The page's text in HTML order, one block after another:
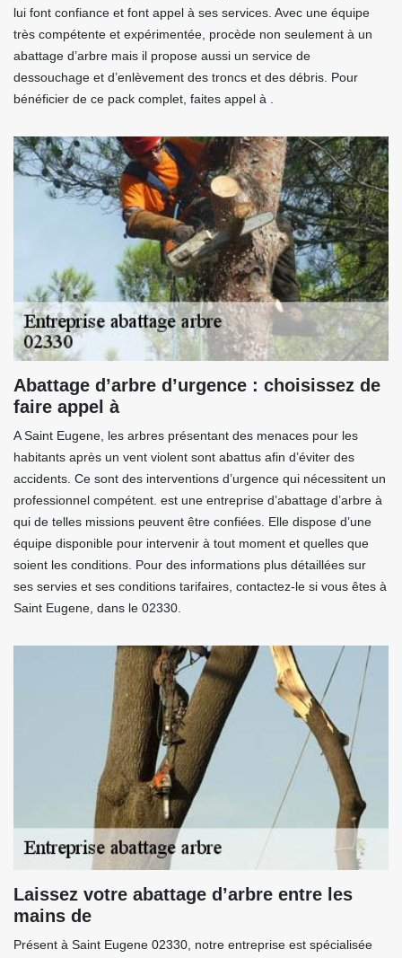
lui font confiance et font appel à ses services. Avec une équipe
très compétente et expérimentée, procède non seulement à un
abattage d’arbre mais il propose aussi un service de
dessouchage et d’enlèvement des troncs et des débris. Pour
bénéficier de ce pack complet, faites appel à .
Abattage d’arbre d’urgence : choisissez de
faire appel à
A Saint Eugene, les arbres présentant des menaces pour les
habitants après un vent violent sont abattus afin d’éviter des
accidents. Ce sont des interventions d’urgence qui nécessitent un
professionnel compétent. est une entreprise d’abattage d’arbre à
qui de telles missions peuvent être confiées. Elle dispose d’une
équipe disponible pour intervenir à tout moment et quelles que
soient les conditions. Pour des informations plus détaillées sur
ses servies et ses conditions tarifaires, contactez-le si vous êtes à
Saint Eugene, dans le 02330.
Laissez votre abattage d’arbre entre les
mains de
Présent à Saint Eugene 02330, notre entreprise est spécialisée